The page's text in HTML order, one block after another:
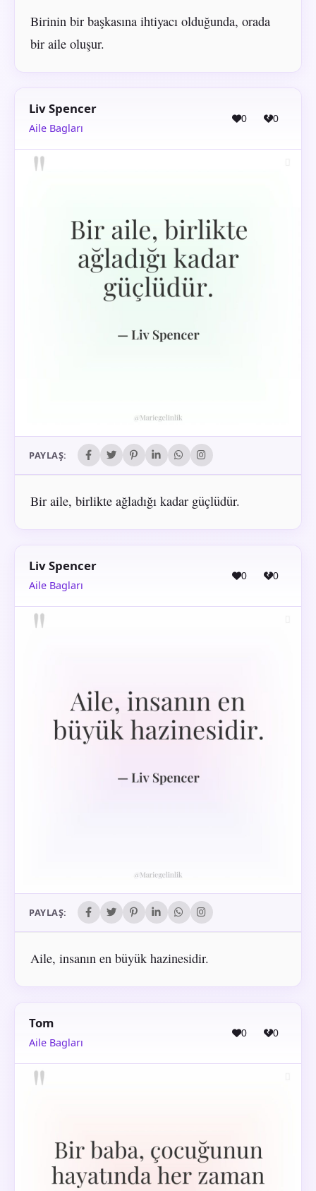
Birinin bir başkasına ihtiyacı olduğunda, orada
bir aile oluşur.
Liv Spencer
Aile Bagları
0 0
PAYLAŞ:
Bir aile, birlikte ağladığı kadar güçlüdür.
Liv Spencer
Aile Bagları
0 0
PAYLAŞ:
Aile, insanın en büyük hazinesidir.
Tom
Aile Bagları
0 0